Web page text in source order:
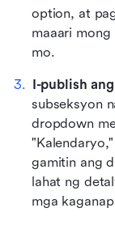
option, at
maaari
mo.
I-publish
subseksyon
dropdown
gamitin ang
lahat ng
mga